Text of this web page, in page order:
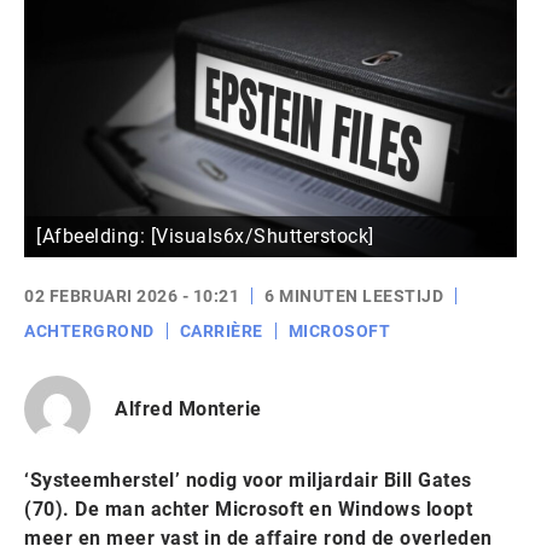
[Afbeelding: [Visuals6x/Shutterstock]
02 FEBRUARI 2026 - 10:21
6 MINUTEN LEESTIJD
ACHTERGROND
CARRIÈRE MICROSOFT
Alfred Monterie
‘Systeemherstel’ nodig voor miljardair Bill Gates
(70). De man achter Microsoft en Windows loopt
meer en meer vast in de affaire rond de overleden